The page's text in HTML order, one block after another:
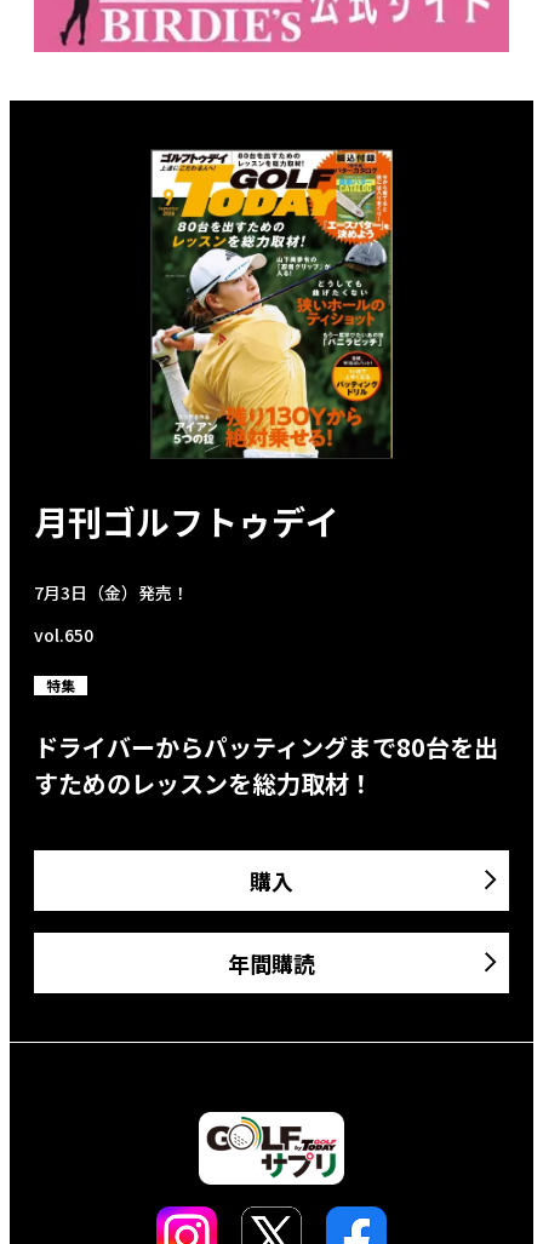
月刊ゴルフトゥデイ
7月3日（金）発売！
vol.650
特集
ドライバーからパッティングまで80台を出
すためのレッスンを総力取材！
購入
年間購読